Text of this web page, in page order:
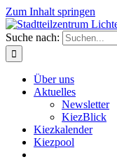
Zum Inhalt springen
Suche nach:
Über uns
Aktuelles
Newsletter
KiezBlick
Kiezkalender
Kiezpool